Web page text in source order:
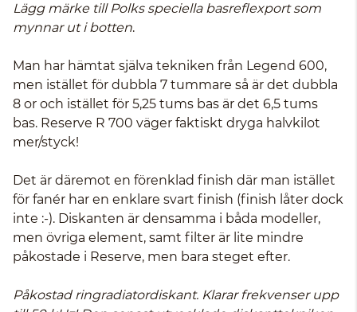
Lägg märke till Polks speciella basreflexport som
mynnar ut i botten.
Man har hämtat själva tekniken från Legend 600,
men istället för dubbla 7 tummare så är det dubbla
8 or och istället för 5,25 tums bas är det 6,5 tums
bas. Reserve R 700 väger faktiskt dryga halvkilot
mer/styck!
Det är däremot en förenklad finish där man istället
för fanér har en enklare svart finish (finish låter dock
inte :-). Diskanten är densamma i båda modeller,
men övriga element, samt filter är lite mindre
påkostade i Reserve, men bara steget efter.
Påkostad ringradiatordiskant. Klarar frekvenser upp